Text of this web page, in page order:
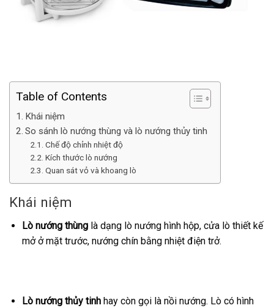
Table of Contents
Khái niệm
So sánh lò nướng thùng và lò nướng thủy tinh
Chế độ chỉnh nhiệt độ
Kích thước lò nướng
Quan sát vỏ và khoang lò
Khái niệm
Lò nướng thùnglà dạng lò nướng hình hộp, cửa lò thiết kế
mở ở mặt trước, nướng chín bằng nhiệt điện trở.
Lò nướng thủy tinhhay còn gọi là nồi nướng. Lò có hình